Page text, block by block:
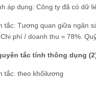
áp dụng: Công ty đã có dữ
tắc: Tương quan giữa ngân
phí / doanh thu = 78%.
tắc tính thông dụng
tắc: theo khốilượng